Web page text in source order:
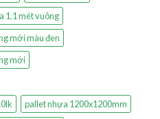
1.1 mét vuông
mới màu đen
mới
pallet nhựa 1200x1200mm